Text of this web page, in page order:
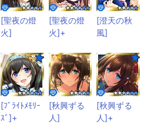
[聖夜の燈
火]
[聖夜の燈
火]+
[澄天の秋
風]
[ﾌﾞﾗｲﾄﾒﾓﾘｰ
ｽﾞ]+
[秋興ずる
人]
[秋興ずる
人]+